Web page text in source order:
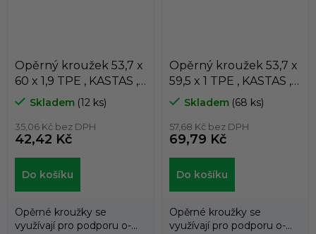
Opěrný kroužek 53,7 x
60 x 1,9 TPE , KASTAS ,
K81-053
Skladem (12 ks)
35,06 Kč bez DPH
42,42 Kč
Do košíku
Opěrné kroužky se
využívají pro podporu o-
Opěrný kroužek 53,7 x
59,5 x 1 TPE , KASTAS ,
K81-053/2
Skladem (68 ks)
57,68 Kč bez DPH
69,79 Kč
Do košíku
Opěrné kroužky se
využívají pro podporu o-